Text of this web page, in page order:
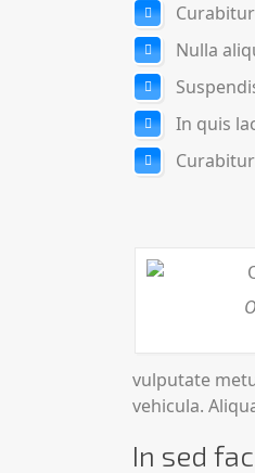
Nulla
In quis
vulputate
vehicula.
In sed